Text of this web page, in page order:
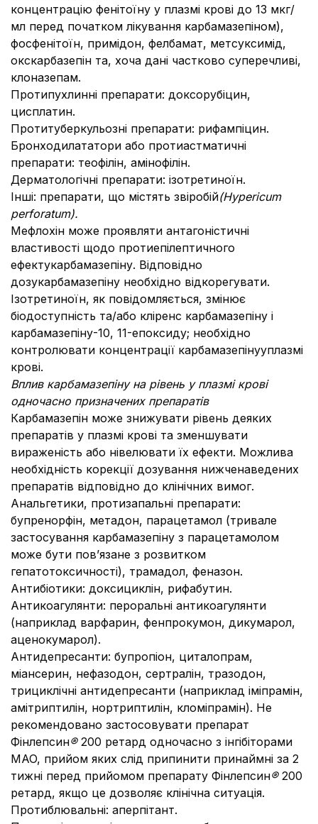
концентрацію фенітоїну у плазмі крові до 13 мкг/
мл перед початком лікування карбамазепіном),
фосфенітоїн, примідон, фелбамат, метсуксимід,
окскарбазепін та, хоча дані частково суперечливі,
клоназепам.
Протипухлинні препарати: доксорубіцин,
цисплатин.
Протитуберкульозні препарати: рифампіцин.
Бронходилататори або протиастматичні
препарати: теофілін, амінофілін.
Дерматологічні препарати: ізотретиноїн.
Інші: препарати, що містять звіробій(Hypericum
perforatum).
Мефлохін може проявляти антагоністичні
властивості щодо протиепілептичного
ефектукарбамазепіну. Відповідно
дозукарбамазепіну необхідно відкорегувати.
Ізотретиноїн, як повідомляється, змінює
біодоступність та/або кліренс карбамазепіну і
карбамазепіну-10, 11-епоксиду; необхідно
контролювати концентрації карбамазепінууплазмі
крові.
Вплив карбамазепіну на рівень у плазмі крові
одночасно призначених препаратів
Карбамазепін може знижувати рівень деяких
препаратів у плазмі крові та зменшувати
вираженість або нівелювати їх ефекти. Можлива
необхідність корекції дозування нижченаведених
препаратів відповідно до клінічних вимог.
Анальгетики, протизапальні препарати:
бупренорфін, метадон, парацетамол (тривале
застосування карбамазепіну з парацетамолом
може бути пов’язане з розвитком
гепатотоксичності), трамадол, феназон.
Антибіотики: доксициклін, рифабутин.
Антикоагулянти: пероральні антикоагулянти
(наприклад варфарин, фенпрокумон, дикумарол,
аценокумарол).
Антидепресанти: бупропіон, циталопрам,
міансерин, нефазодон, сертралін, тразодон,
трициклічні антидепресанти (наприклад іміпрамін,
амітриптилін, нортриптилін, кломіпрамін). Не
рекомендовано застосовувати препарат
Фінлепсин®200 ретард одночасно з інгібіторами
MAO, прийом яких слід припинити принаймні за 2
тижні перед прийомом препарату Фінлепсин®200
ретард, якщо це дозволяє клінічна ситуація.
Протиблювальні: аперпітант.